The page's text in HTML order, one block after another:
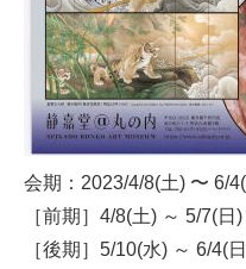
会期：2023/4/8(土) 〜 6/
［前期］4/8(土) ～ 5/7(日)
［後期］5/10(水) ～ 6/4(